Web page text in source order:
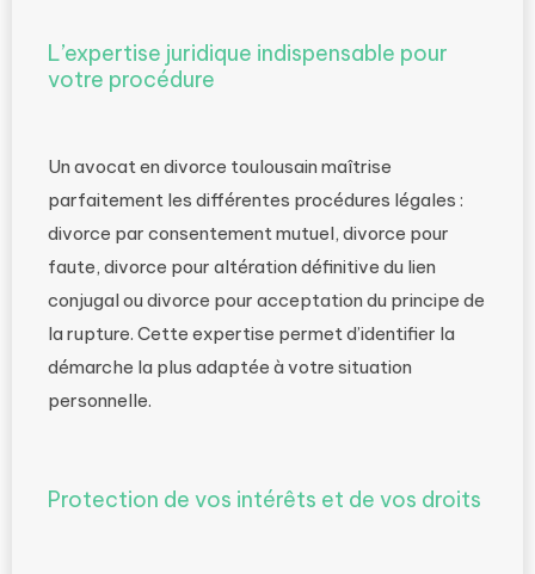
L’expertise juridique indispensable pour
votre procédure
Un avocat en divorce toulousain maîtrise
parfaitement les différentes procédures légales :
divorce par consentement mutuel, divorce pour
faute, divorce pour altération définitive du lien
conjugal ou divorce pour acceptation du principe de
la rupture. Cette expertise permet d’identifier la
démarche la plus adaptée à votre situation
personnelle.
Protection de vos intérêts et de vos droits